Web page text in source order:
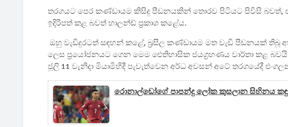
තරගයට පෙර කණ්ඩායම කිසිදු පීඩනයකින් තොරව පිටියට පිවිසි බවත්,
ඉදිරිපත් කළ බවත් හාලන්ඩ් ප්‍රකාශ කළේය.
ඔහු වැඩිදුරටත් සඳහන් කළේ, බ්‍රසීල කණ්ඩායම මත වැඩි පීඩනයක් තිබූ
ලෙස ප්‍රයෝජනයට ගෙන මෙම ඓතිහාසික ජයග්‍රහණය වාර්තා කළ
ජූලි 11 වැනිදා මියාමිහිදී පැවැත්වෙන අර්ධ අවසන් අටේ තරගයේදී
රොනාල්ඩෝගේ පාපන්දු ලෝක කුසලාන සිහිනය